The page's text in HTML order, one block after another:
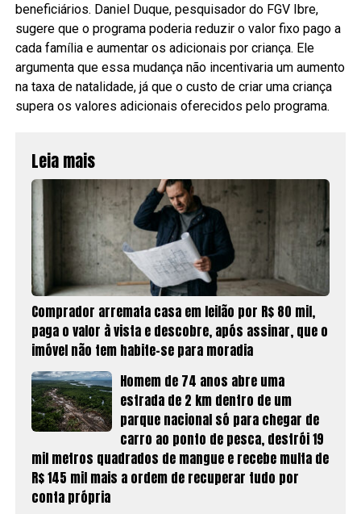
beneficiários. Daniel Duque, pesquisador do FGV Ibre,
sugere que o programa poderia reduzir o valor fixo pago a
cada família e aumentar os adicionais por criança. Ele
argumenta que essa mudança não incentivaria um aumento
na taxa de natalidade, já que o custo de criar uma criança
supera os valores adicionais oferecidos pelo programa.
Leia mais
Comprador arremata casa em leilão por R$ 80 mil,
paga o valor à vista e descobre, após assinar, que o
imóvel não tem habite-se para moradia
Homem de 74 anos abre uma
estrada de 2 km dentro de um
parque nacional só para chegar de
carro ao ponto de pesca, destrói 19
mil metros quadrados de mangue e recebe multa de
R$ 145 mil mais a ordem de recuperar tudo por
conta própria